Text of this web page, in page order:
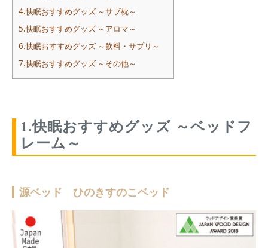
4.快眠おすすめグッズ ～サブ枕～
5.快眠おすすめグッズ ～アロマ～
6.快眠おすすめグッズ ～飲料・サプリ～
7.快眠おすすめグッズ ～その他～
1.快眠おすすめグッズ ～ベッドフ
レーム～
源ベッド ひのきすのこベッド